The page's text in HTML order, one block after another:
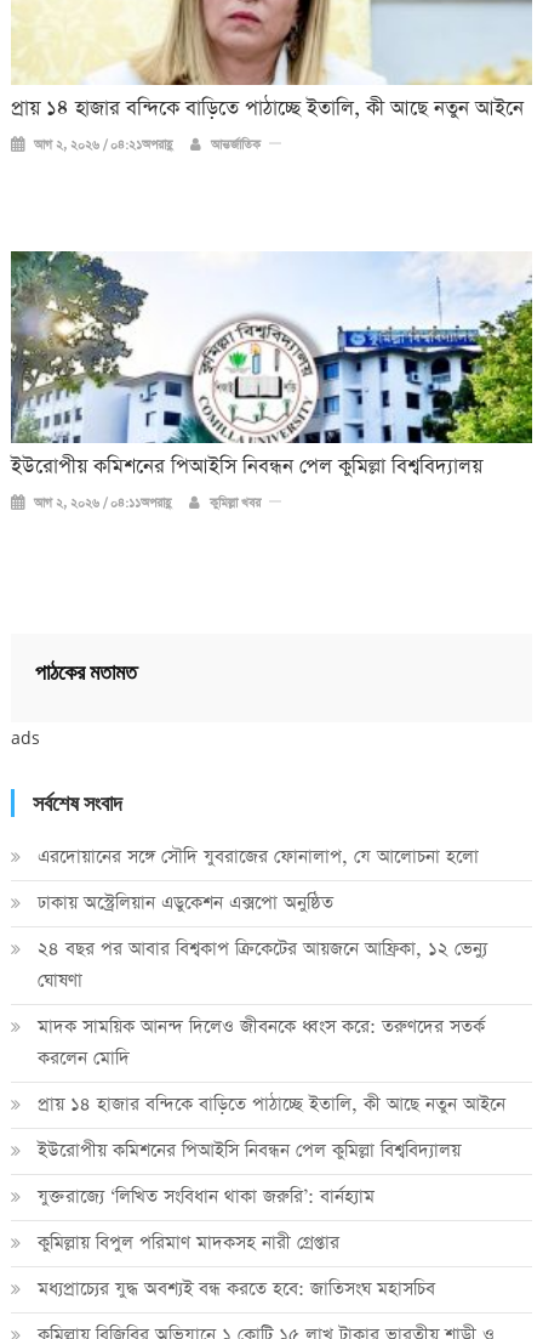
প্রায় ১৪ হাজার বন্দিকে বাড়িতে পাঠাচ্ছে ইতালি, কী আছে নতুন আইনে
আগ ২, ২০২৬ / ০৪:২১অপরাহ্ণ আন্তর্জাতিক
ইউরোপীয় কমিশনের পিআইসি নিবন্ধন পেল কুমিল্লা বিশ্ববিদ্যালয়
আগ ২, ২০২৬ / ০৪:১১অপরাহ্ণ কুমিল্লা খবর
পাঠকের মতামত
ads
সর্বশেষ সংবাদ
এরদোয়ানের সঙ্গে সৌদি যুবরাজের ফোনালাপ, যে আলোচনা হলো
ঢাকায় অস্ট্রেলিয়ান এডুকেশন এক্সপো অনুষ্ঠিত
২৪ বছর পর আবার বিশ্বকাপ ক্রিকে‌টের আয়জনে আফ্রিকা, ১২ ভেন্যু
ঘোষণা
মাদক সাময়িক আনন্দ দিলেও জীবনকে ধ্বংস করে: তরুণদের সতর্ক
করলেন মোদি
প্রায় ১৪ হাজার বন্দিকে বাড়িতে পাঠাচ্ছে ইতালি, কী আছে নতুন আইনে
ইউরোপীয় কমিশনের পিআইসি নিবন্ধন পেল কুমিল্লা বিশ্ববিদ্যালয়
যুক্তরাজ্যে ‘লিখিত সংবিধান থাকা জরুরি’: বার্নহ্যাম
কুমিল্লায় বিপুল পরিমাণ মাদকসহ নারী গ্রেপ্তার
মধ্যপ্রাচ্যের যুদ্ধ অবশ্যই বন্ধ করতে হবে: জাতিসংঘ মহাসচিব